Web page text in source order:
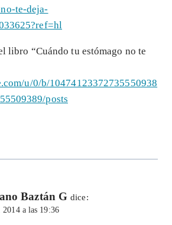
te-deja-
libro “Cuándo tu estómago no te
u/0/b/10474123372735550938
posts
Baztán G dice:
a las 19:36